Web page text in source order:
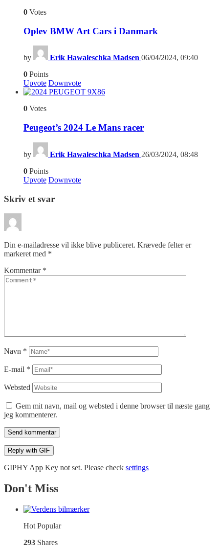
0 Votes
Oplev BMW Art Cars i Danmark
by Erik Hawaleschka Madsen 06/04/2024, 09:40
0 Points
Upvote Downvote
6
0 Votes
Peugeot’s 2024 Le Mans racer
by Erik Hawaleschka Madsen 26/03/2024, 08:48
0 Points
Upvote Downvote
Skriv et svar
Din e-mailadresse vil ikke blive publiceret. Krævede felter er
markeret med *
Kommentar *
Navn *
E-mail *
Websted
Gem mit navn, mail og websted i denne browser til næste gang
jeg kommenterer.
Send kommentar
Reply with GIF
GIPHY App Key not set. Please check settings
Don't Miss
Hot Popular
293 Shares